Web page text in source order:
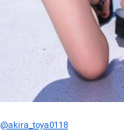
@akira_toya0118